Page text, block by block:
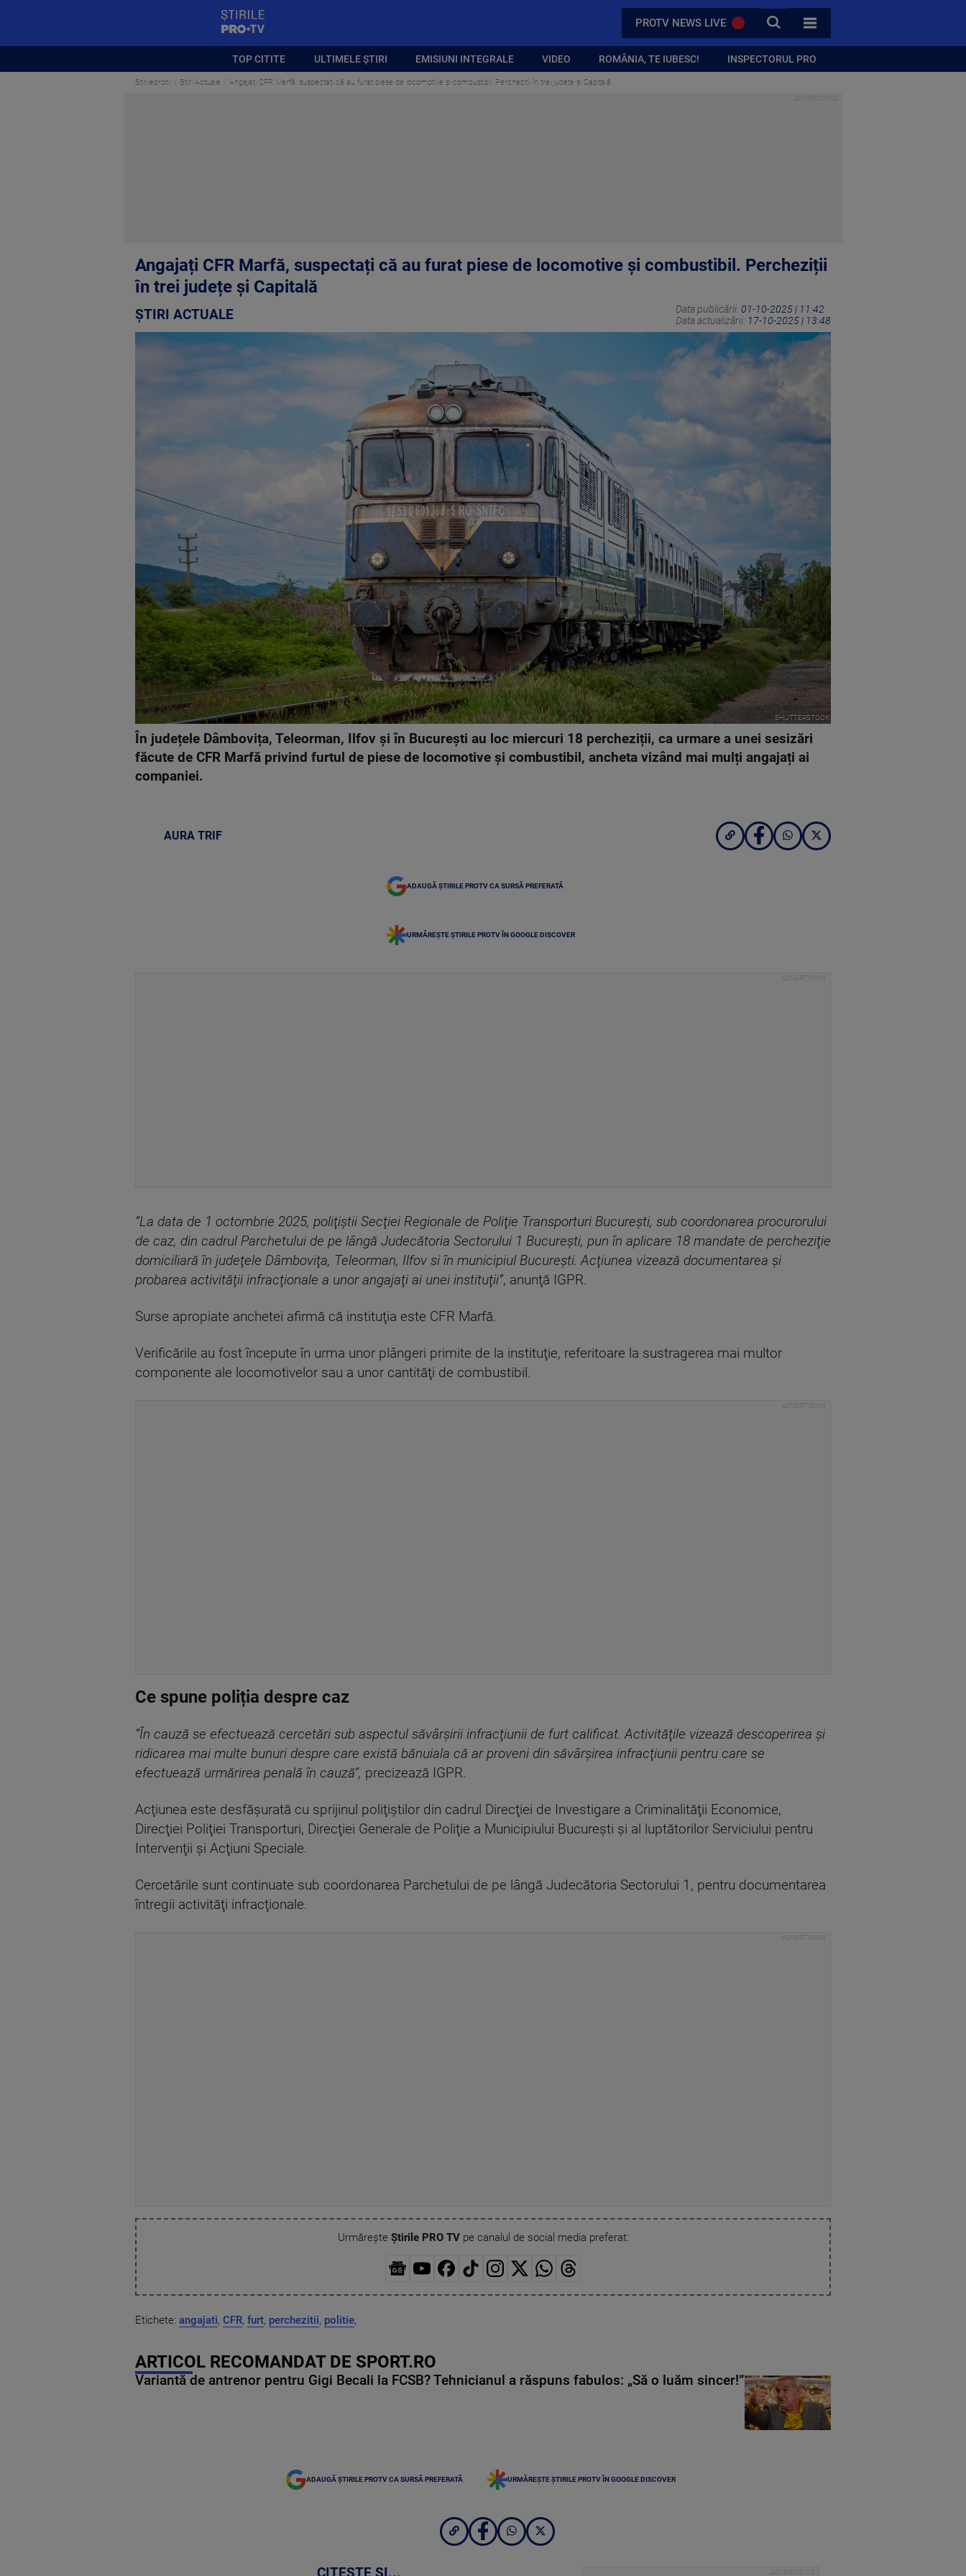
PROTV NEWS LIVE CAUTA
TOATE CATEGORIILE
TOP CITITE ULTIMELE ȘTIRI EMISIUNI INTEGRALE VIDEO ROMÂNIA, TE IUBESC! INSPECTORUL PRO
Stirileprotv Știri Actuale Angajați CFR Marfă, suspectați că au furat piese de locomotive și combustibil. Percheziții în trei județe și Capitală
Angajați CFR Marfă, suspectați că au furat piese de locomotive și combustibil. Percheziții
în trei județe și Capitală
ȘTIRI ACTUALE Data publicării: 01-10-2025 | 11:42
Data actualizării: 17-10-2025 | 13:48
SHUTTERSTOCK
În județele Dâmbovița, Teleorman, Ilfov și în București au loc miercuri 18 percheziții, ca urmare a unei sesizări
făcute de CFR Marfă privind furtul de piese de locomotive și combustibil, ancheta vizând mai mulți angajați ai
companiei.
AURA TRIF
ADAUGĂ ȘTIRILE PROTV CA SURSĂ PREFERATĂ
URMĂREȘTE ȘTIRILE PROTV ÎN GOOGLE DISCOVER
”La data de 1 octombrie 2025, poliţiştii Secţiei Regionale de Poliţie Transporturi Bucureşti, sub coordonarea procurorului
de caz, din cadrul Parchetului de pe lângă Judecătoria Sectorului 1 Bucureşti, pun în aplicare 18 mandate de percheziţie
domiciliară în judeţele Dâmboviţa, Teleorman, Ilfov si în municipiul Bucureşti. Acţiunea vizează documentarea şi
probarea activităţii infracţionale a unor angajaţi ai unei instituţii”, anunţă IGPR.
Surse apropiate anchetei afirmă că instituţia este CFR Marfă.
Verificările au fost începute în urma unor plângeri primite de la instituţie, referitoare la sustragerea mai multor
componente ale locomotivelor sau a unor cantităţi de combustibil.
Ce spune poliția despre caz
”În cauză se efectuează cercetări sub aspectul săvârşirii infracţiunii de furt calificat. Activităţile vizează descoperirea şi
ridicarea mai multe bunuri despre care există bănuiala că ar proveni din săvârşirea infracţiunii pentru care se
efectuează urmărirea penală în cauză”, precizează IGPR.
Acţiunea este desfăşurată cu sprijinul poliţiştilor din cadrul Direcţiei de Investigare a Criminalităţii Economice,
Direcţiei Poliţiei Transporturi, Direcţiei Generale de Poliţie a Municipiului Bucureşti şi al luptătorilor Serviciului pentru
Intervenţii şi Acţiuni Speciale.
Cercetările sunt continuate sub coordonarea Parchetului de pe lângă Judecătoria Sectorului 1, pentru documentarea
întregii activităţi infracţionale.
Urmărește Știrile PRO TVpe canalul de social media preferat:
Etichete: angajati, CFR, furt, perchezitii, politie,
ARTICOL RECOMANDAT DE SPORT.RO
Variantă de antrenor pentru Gigi Becali la FCSB? Tehnicianul a răspuns fabulos: „Să o luăm sincer!”
ADAUGĂ ȘTIRILE PROTV CA SURSĂ PREFERATĂ URMĂREȘTE ȘTIRILE PROTV ÎN GOOGLE DISCOVER